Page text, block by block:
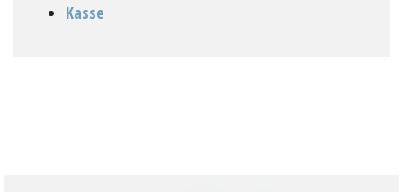
Kasse